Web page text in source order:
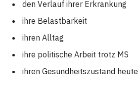
den Verlauf ihrer Erkrankung
ihre Belastbarkeit
ihren Alltag
ihre politische Arbeit trotz MS
ihren Gesundheitszustand heute